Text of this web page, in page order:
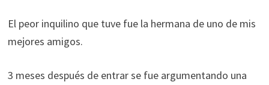
El peor inquilino que tuve fue la hermana de uno de mis
mejores amigos.
3 meses después de entrar se fue argumentando una